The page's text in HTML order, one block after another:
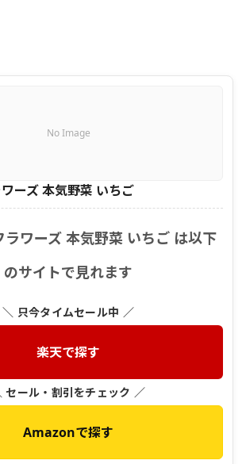
No Image
ーズ 本気野菜 いちご
ラワーズ 本気野菜 いちご は以下
のサイトで見れます
＼ 只今タイムセール中 ／
楽天で探す
セール・割引をチェック ／
Amazonで探す